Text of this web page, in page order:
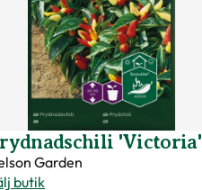
'Victoria'
Garden
butik